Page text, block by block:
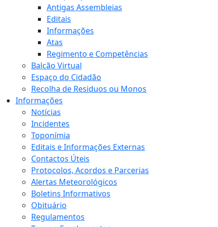
Antigas Assembleias
Editais
Informações
Atas
Regimento e Competências
Balcão Virtual
Espaço do Cidadão
Recolha de Residuos ou Monos
Informações
Notícias
Incidentes
Toponímia
Editais e Informações Externas
Contactos Úteis
Protocolos, Acordos e Parcerias
Alertas Meteorológicos
Boletins Informativos
Obituário
Regulamentos